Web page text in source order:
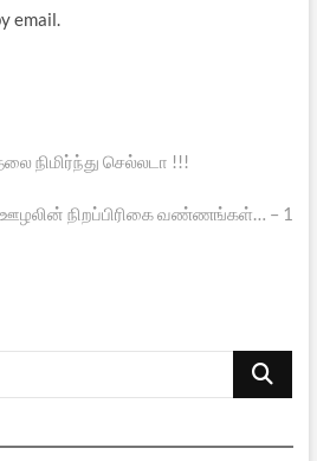
email.
நிமிர்ந்து செல்லடா !!!
நிறப்பிரிகை வண்ணங்கள்… – 1
Search